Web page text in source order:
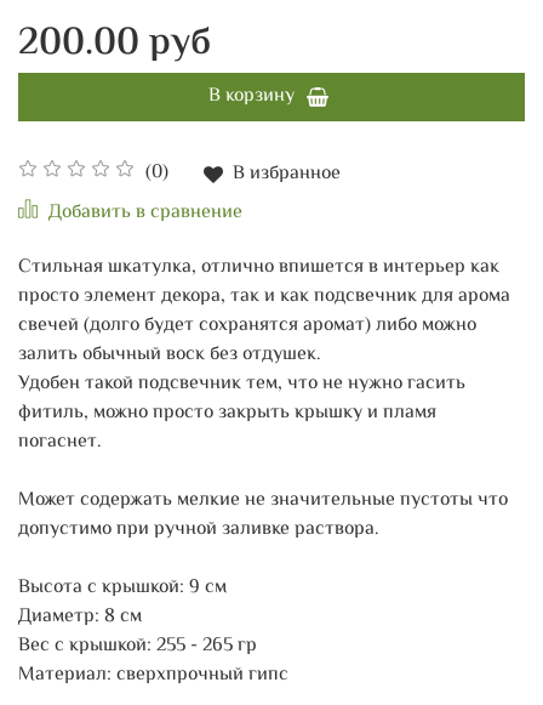
(0)
В избранное
Добавить в сравнение
200.00 руб
В корзину
Стильная шкатулка, отлично впишется в интерьер как
просто элемент декора, так и как подсвечник для арома
свечей (долго будет сохранятся аромат) либо можно
залить обычный воск без отдушек.
Удобен такой подсвечник тем, что не нужно гасить
фитиль, можно просто закрыть крышку и пламя
погаснет.
Может содержать мелкие не значительные пустоты что
допустимо при ручной заливке раствора.
Высота с крышкой: 9 см
Диаметр: 8 см
Вес с крышкой: 255 - 265 гр
Материал: сверхпрочный гипс